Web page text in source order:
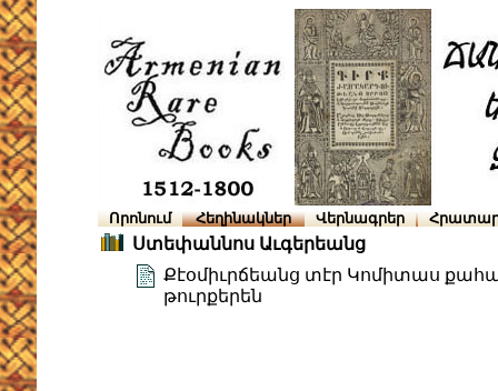
Որոնում Հեղինակներ Վերնագրեր
Ստեփաննոս Աւգերեանց
Քէօմիւրճեանց տէր Կոմիտաս
թուրքերեն